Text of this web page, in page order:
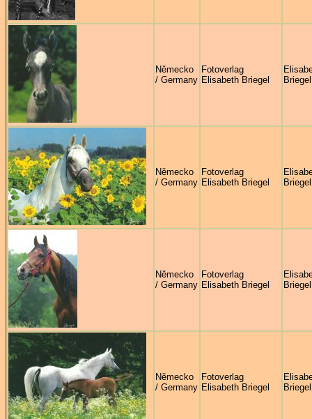
Německo
/ Germany
Fotoverlag
Elisabeth Briegel
Briegel
Německo
/ Germany
Fotoverlag
Elisabeth Briegel
Briegel
Německo
/ Germany
Fotoverlag
Elisabeth Briegel
Briegel
Německo
/ Germany
Fotoverlag
Elisabeth Briegel
Briegel